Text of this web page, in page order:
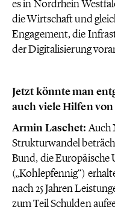
es in Nordrhein
die Wirtschaft und
Engagement, die
der Digitalisierung
Jetzt könnte man
auch viele Hilfen
Armin Laschet:Auch
Strukturwandel
Bund, die
(„Kohlepfennig“)
nach 25 Jahren
zum Teil Schulden